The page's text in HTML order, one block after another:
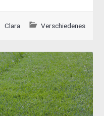
Clara Verschiedenes